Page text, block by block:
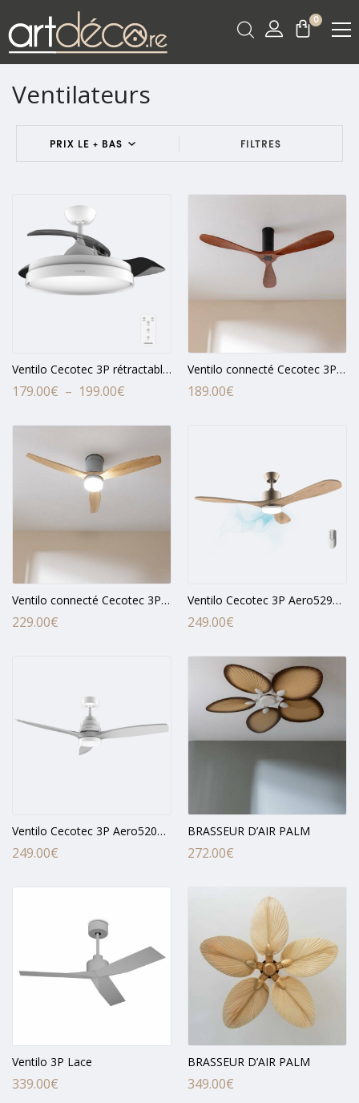
0
Ventilateurs
FILTRES
Ventilo Cecotec 3P rétractables Aero4280 40w CCT,blanc
179.00€ – 199.00€
179.00€
à
Ventilo connecté Cecotec 3P Aero5500 IP44
189.00€
Ventilo connecté Cecotec 3P Aero5600 18w CCT IP44
229.00€
Ventilo Cecotec 3P Aero5290 22w CCT IP44
249.00€
Ventilo Cecotec 3P Aero5200 22w CCT
249.00€
BRASSEUR D’AIR PALM
272.00€
Ventilo 3P Lace
339.00€
BRASSEUR D’AIR PALM
349.00€